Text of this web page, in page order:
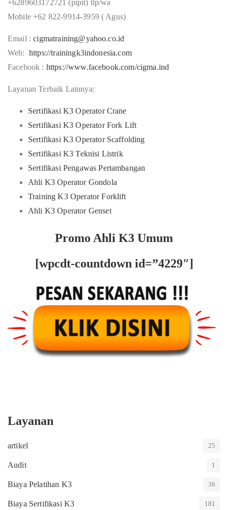
+6289603172721 (pipit) tlp/wa
Mobile +62 822-9914-3959 ( Agus)
Email :cigmatraining@yahoo.co.id
Web: https://trainingk3indonesia.com
Facebook : https://www.facebook.com/cigma.ind
Layanan Terbaik Lainnya:
Sertifikasi K3 Operator Crane
Sertifikasi K3 Operator Fork Lift
Sertifikasi K3 Operator Scaffolding
Sertifikasi K3 Teknisi Listrik
Sertifikasi Pengawas Pertambangan
Ahli K3 Operator Gondola
Training K3 Operator Forklift
Ahli K3 Operator Genset
Promo Ahli K3 Umum
[wpcdt-countdown id=”4229″]
Layanan
artikel 25
Audit 1
Biaya Pelatihan K3 36
Biaya Sertifikasi K3 181